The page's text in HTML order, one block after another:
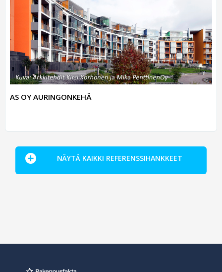
AS OY AURINGONKEHÄ
NÄYTÄ KAIKKI REFERENSSIHANKKEET